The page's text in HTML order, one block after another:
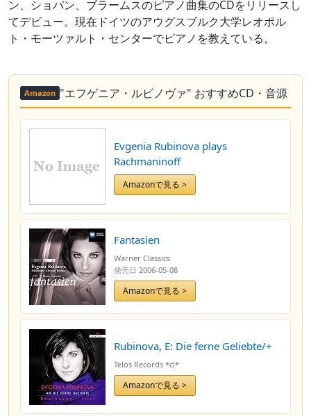
ン、ショパン、ブラームスのピアノ曲集のCDをリリースし
てデビュー。現在ドイツのアウグスブルク大学レオポル
ト・モーツァルト・センターでピアノを教えている。
Amazon "エフゲニア・ルビノヴァ" おすすめCD・音源
Evgenia Rubinova plays
Rachmaninoff
Amazonで見る >
Fantasien
Warner Classics
発売日 2006-05-08
Amazonで見る >
Rubinova, E: Die ferne Geliebte/+
Telos Records *cl*
Amazonで見る >